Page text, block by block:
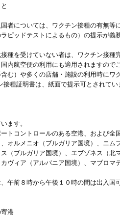
者については、ワクチン接種の有無
ピッドテストによるもの）の提示が義
種を受けていない者は、ワクチン接
内航空便の利用にも適用されますので
む）や多くの店舗・施設の利用時に
種証明書は、紙面で提示可とされて
ます。
トコントロールのある空港、および全
オルメニオ（ブルガリア国境）、ニ
（ブルガリア国境）、エブゾネス（
ヴィア（アルバニア国境）、マブロ
午前８時から午後１０時の間は出入国
寄港